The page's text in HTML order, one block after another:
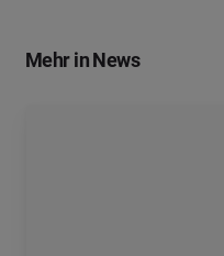
Mehr in News